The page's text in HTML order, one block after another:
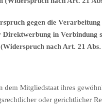
gegen die
in Verbindung
nach Art. 21
dem Mitgliedstaat ihres
oder gerichtlicher